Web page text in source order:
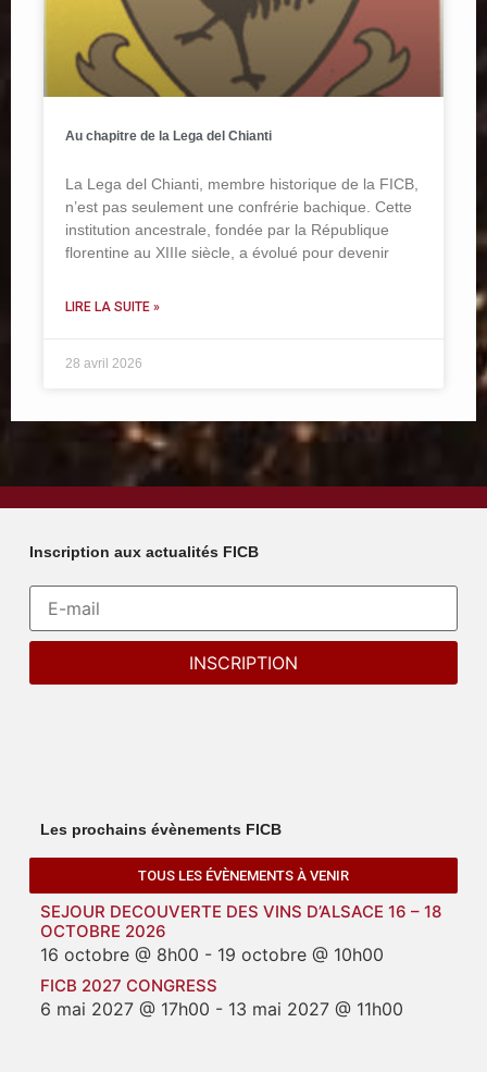
Au chapitre de la Lega del Chianti
La Lega del Chianti, membre historique de la FICB,
n’est pas seulement une confrérie bachique. Cette
institution ancestrale, fondée par la République
florentine au XIIIe siècle, a évolué pour devenir
LIRE LA SUITE »
28 avril 2026
Inscription aux actualités FICB
Les prochains évènements FICB
TOUS LES ÉVÈNEMENTS À VENIR
SEJOUR DECOUVERTE DES VINS D’ALSACE 16 – 18
OCTOBRE 2026
16 octobre @ 8h00 - 19 octobre @ 10h00
FICB 2027 CONGRESS
6 mai 2027 @ 17h00 - 13 mai 2027 @ 11h00